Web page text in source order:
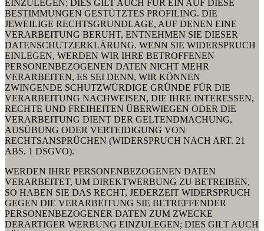
EINZULEGEN; DIES GILT AUCH FÜR EIN AUF DIESE
BESTIMMUNGEN GESTÜTZTES PROFILING. DIE
JEWEILIGE RECHTSGRUNDLAGE, AUF DENEN EINE
VERARBEITUNG BERUHT, ENTNEHMEN SIE DIESER
DATENSCHUTZERKLÄRUNG. WENN SIE WIDERSPRUCH
EINLEGEN, WERDEN WIR IHRE BETROFFENEN
PERSONENBEZOGENEN DATEN NICHT MEHR
VERARBEITEN, ES SEI DENN, WIR KÖNNEN
ZWINGENDE SCHUTZWÜRDIGE GRÜNDE FÜR DIE
VERARBEITUNG NACHWEISEN, DIE IHRE INTERESSEN,
RECHTE UND FREIHEITEN ÜBERWIEGEN ODER DIE
VERARBEITUNG DIENT DER GELTENDMACHUNG,
AUSÜBUNG ODER VERTEIDIGUNG VON
RECHTSANSPRÜCHEN (WIDERSPRUCH NACH ART. 21
ABS. 1 DSGVO).
WERDEN IHRE PERSONENBEZOGENEN DATEN
VERARBEITET, UM DIREKTWERBUNG ZU BETREIBEN,
SO HABEN SIE DAS RECHT, JEDERZEIT WIDERSPRUCH
GEGEN DIE VERARBEITUNG SIE BETREFFENDER
PERSONENBEZOGENER DATEN ZUM ZWECKE
DERARTIGER WERBUNG EINZULEGEN; DIES GILT AUCH